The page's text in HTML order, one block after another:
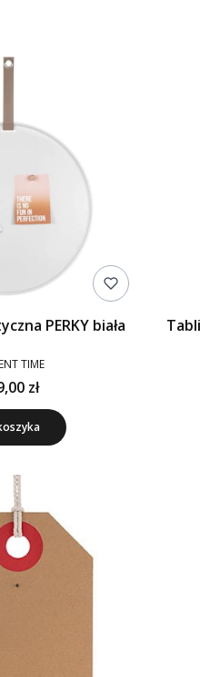
PERKY biała
TIME
zł